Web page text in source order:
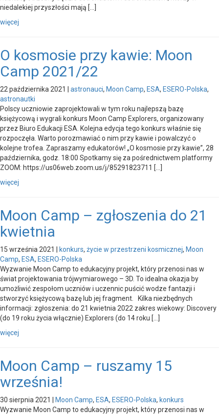
niedalekiej przyszłości mają […]
więcej
O kosmosie przy kawie: Moon
Camp 2021/22
22 października 2021 | astronauci, Moon Camp, ESA, ESERO-Polska,
astronautki
Polscy uczniowie zaprojektowali w tym roku najlepszą bazę
księżycową i wygrali konkurs Moon Camp Explorers, organizowany
przez Biuro Edukacji ESA. Kolejna edycja tego konkurs właśnie się
rozpoczęła. Warto porozmawiać o nim przy kawie i powalczyć o
kolejne trofea. Zapraszamy edukatorów! „O kosmosie przy kawie”, 28
października, godz. 18:00 Spotkamy się za pośrednictwem platformy
ZOOM: https://us06web.zoom.us/j/85291823711 […]
więcej
Moon Camp – zgłoszenia do 21
kwietnia
15 września 2021 | konkurs, życie w przestrzeni kosmicznej, Moon
Camp, ESA, ESERO-Polska
Wyzwanie Moon Camp to edukacyjny projekt, który przenosi nas w
świat projektowania trójwymiarowego – 3D. To idealna okazja by
umożliwić zespołom uczniów i uczennic puścić wodze fantazji i
stworzyć księżycową bazę lub jej fragment. Kilka niezbędnych
informacji: zgłoszenia: do 21 kwietnia 2022 zakres wiekowy: Discovery
(do 19 roku życia włącznie) Explorers (do 14 roku […]
więcej
Moon Camp – ruszamy 15
września!
30 sierpnia 2021 | Moon Camp, ESA, ESERO-Polska, konkurs
Wyzwanie Moon Camp to edukacyjny projekt, który przenosi nas w